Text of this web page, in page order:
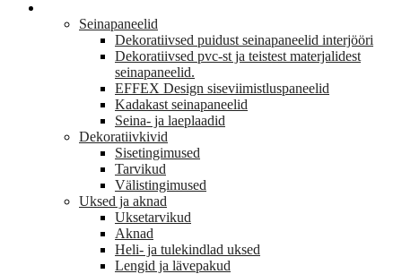
Seinapaneelid
Dekoratiivsed puidust seinapaneelid interjööri
Dekoratiivsed pvc-st ja teistest materjalidest
seinapaneelid.
EFFEX Design siseviimistluspaneelid
Kadakast seinapaneelid
Seina- ja laeplaadid
Dekoratiivkivid
Sisetingimused
Tarvikud
Välistingimused
Uksed ja aknad
Uksetarvikud
Aknad
Heli- ja tulekindlad uksed
Lengid ja lävepakud